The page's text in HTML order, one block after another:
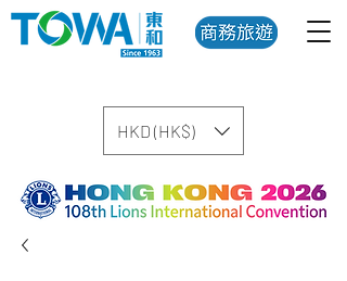
HKD (HK$)